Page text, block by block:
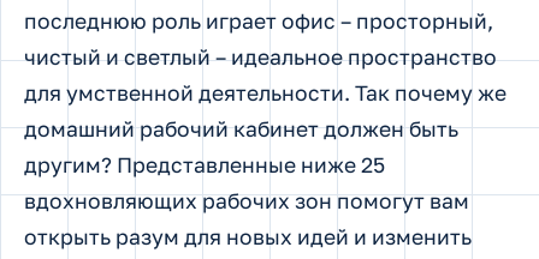
последнюю роль играет офис – просторный,
чистый и светлый – идеальное пространство
для умственной деятельности. Так почему же
домашний рабочий кабинет должен быть
другим? Представленные ниже 25
вдохновляющих рабочих зон помогут вам
открыть разум для новых идей и изменить